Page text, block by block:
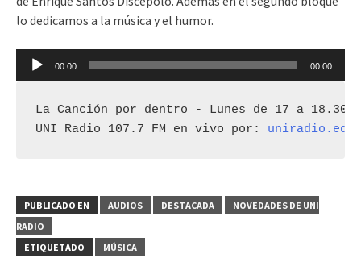
lo dedicamos a la música y el humor.
Reproductor
00:00 00:00
La Canción por dentro - Lunes de 17 a 18.30
UNI Radio 107.7 FM en vivo por:
PUBLICADO EN AUDIOS DESTACADA
NOVEDADES DE UNI
RADIO
ETIQUETADO
MÚSICA